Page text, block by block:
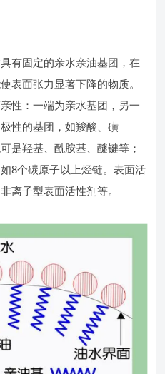
有固定的亲水亲油基团，在
表面张力显著下降的物质。
性：一端为亲水基团，另一
性的基团，如羧酸、磺
是羟基、酰胺基、醚键等；
8个碳原子以上烃链。表面活
离子型表面活性剂等。